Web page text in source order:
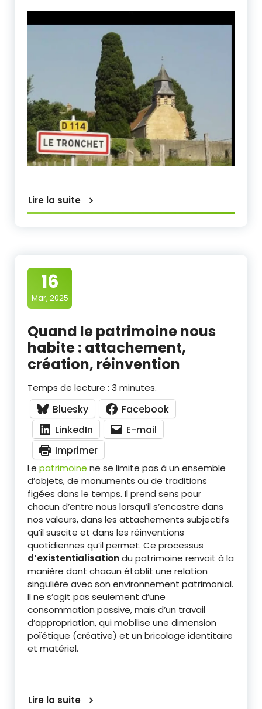
Lire la suite
16
Mar, 2025
Quand le patrimoine nous
habite : attachement,
création, réinvention
Temps de lecture : 3 minutes.
Bluesky
Facebook
LinkedIn
E-mail
Imprimer
Le patrimoine ne se limite pas à un ensemble
d’objets, de monuments ou de traditions
figées dans le temps. Il prend sens pour
chacun d’entre nous lorsqu’il s’encastre dans
nos valeurs, dans les attachements subjectifs
qu’il suscite et dans les réinventions
quotidiennes qu’il permet. Ce processus
d’existentialisationdu patrimoine renvoit à la
manière dont chacun établit une relation
singulière avec son environnement patrimonial.
Il ne s’agit pas seulement d’une
consommation passive, mais d’un travail
d’appropriation, qui mobilise une dimension
poïétique (créative) et un bricolage identitaire
et matériel.
Lire la suite